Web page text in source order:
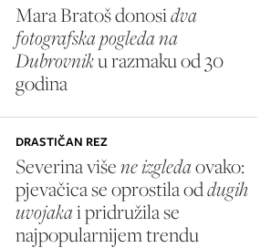
Mara Bratoš donosidva
fotografska pogleda na
Dubrovniku razmaku od 30
godina
DRASTIČAN REZ
Severina višene izgledaovako:
pjevačica se oprostila oddugih
uvojakai pridružila se
najpopularnijem trendu